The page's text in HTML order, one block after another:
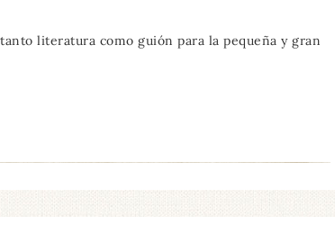
literatura como guión para la pequeña y gran